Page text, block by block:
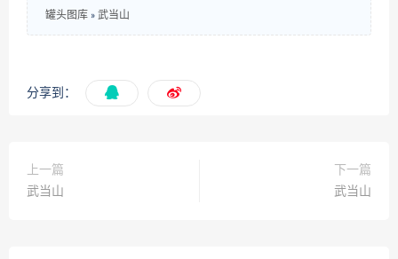
罐头图库 » 武当山
分享到：
上一篇
武当山
下一篇
武当山